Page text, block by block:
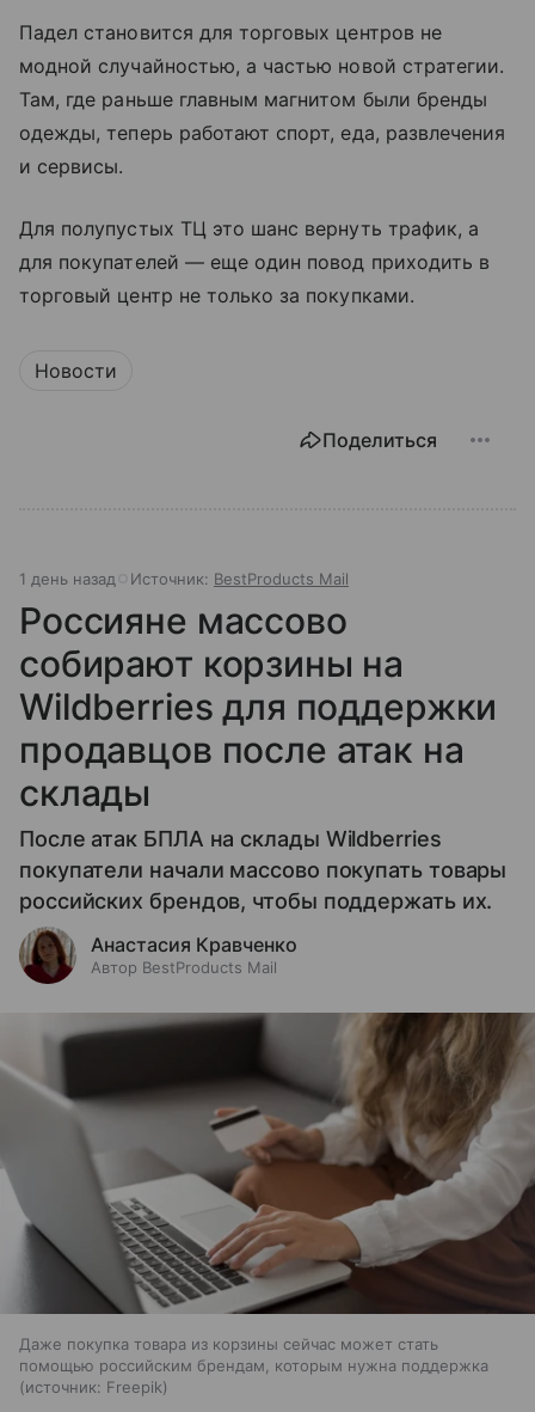
Падел становится для торговых центров не
модной случайностью, а частью новой стратегии.
Там, где раньше главным магнитом были бренды
одежды, теперь работают спорт, еда, развлечения
и сервисы.
Для полупустых ТЦ это шанс вернуть трафик, а
для покупателей — еще один повод приходить в
торговый центр не только за покупками.
Новости
Поделиться
1 день назад Источник: BestProducts Mail
Россияне массово
собирают корзины на
Wildberries для поддержки
продавцов после атак на
склады
После атак БПЛА на склады Wildberries
покупатели начали массово покупать товары
российских брендов, чтобы поддержать их.
Анастасия Кравченко
Автор BestProducts Mail
Даже покупка товара из корзины сейчас может стать
помощью российским брендам, которым нужна поддержка
источник: Freepik